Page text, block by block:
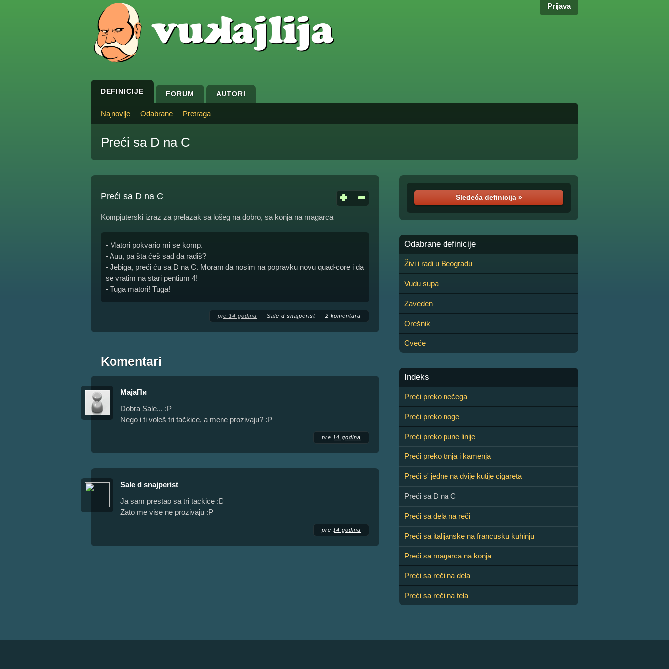
Prijava
DEFINICIJE FORUM AUTORI
Najnovije Odabrane Pretraga
Preći sa D na C
Preći sa D na C
Kompjuterski izraz za prelazak sa lošeg na dobro, sa konja na magarca.
- Matori pokvario mi se komp.
- Auu, pa šta ćeš sad da radiš?
- Jebiga, preći ću sa D na C. Moram da nosim na popravku novu quad-core i da
se vratim na stari pentium 4!
- Tuga matori! Tuga!
pre 14 godina Sale d snajperist 2 komentara
Komentari
МајаПи
Dobra Sale... :P
Nego i ti voleš tri tačkice, a mene prozivaju? :P
pre 14 godina
Sale d snajperist
Ja sam prestao sa tri tackice :D
Zato me vise ne prozivaju :P
pre 14 godina
Sledeća definicija »
Odabrane definicije
Živi i radi u Beogradu
Vudu supa
Zaveden
Orešnik
Cveće
Indeks
Preći preko nečega
Preći preko noge
Preći preko pune linije
Preći preko trnja i kamenja
Preći s' jedne na dvije kutije cigareta
Preći sa D na C
Preći sa dela na reči
Preći sa italijanske na francusku kuhinju
Preći sa magarca na konja
Preći sa reči na dela
Preći sa reči na tela